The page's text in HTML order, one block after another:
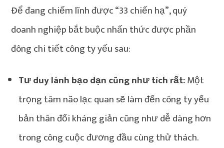
Để đang chiếm lĩnh được “33 chiến hạ”, quý
doanh nghiệp bắt buộc nhấn thức được phần
đông chi tiết công ty yếu sau:
Tư duy lành bạo dạn cũng như tích rất:Một
trọng tâm não lạc quan sẽ làm đến công ty yếu
bản thân đối kháng giản cũng như dễ dàng hơn
trong công cuộc đương đầu cùng thử thách.